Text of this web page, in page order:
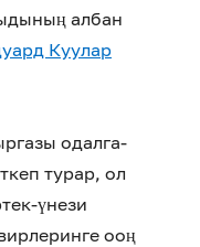
албан
Куулар
одалга-
турар, ол
үнези
ооң